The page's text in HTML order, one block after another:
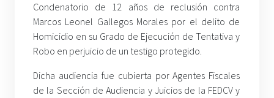
Condenatorio de 12 años de reclusión contra
Marcos Leonel Gallegos Morales por el delito de
Homicidio en su Grado de Ejecución de Tentativa y
Robo en perjuicio de un testigo protegido.
Dicha audiencia fue cubierta por Agentes Fiscales
de la Sección de Audiencia y Juicios de la FEDCV y